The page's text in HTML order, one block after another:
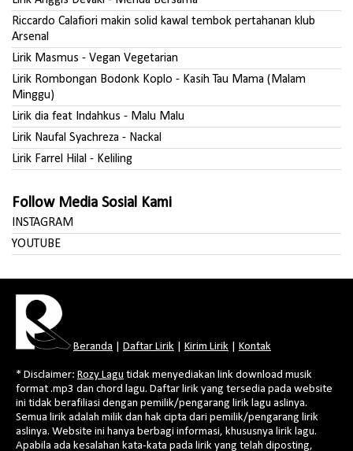
Riccardo Calafiori makin solid kawal tembok pertahanan klub
Arsenal
Lirik Masmus - Vegan Vegetarian
Lirik Rombongan Bodonk Koplo - Kasih Tau Mama (Malam
Minggu)
Lirik dia feat Indahkus - Malu Malu
Lirik Naufal Syachreza - Nackal
Lirik Farrel Hilal - Keliling
Follow Media Sosial Kami
INSTAGRAM
YOUTUBE
Beranda Daftar Lirik Kirim Lirik Kontak
* Disclaimer: Rozy Lagu tidak menyediakan link download musik
format .mp3 dan chord lagu. Daftar lirik yang tersedia pada website
ini tidak berafiliasi dengan pemilik/pengarang lirik lagu aslinya.
Semua lirik adalah milik dan hak cipta dari pemilik/pengarang lirik
aslinya. Website ini hanya berbagi informasi, khususnya lirik lagu.
Apabila ada kesalahan kata-kata pada lirik yang telah diposting,